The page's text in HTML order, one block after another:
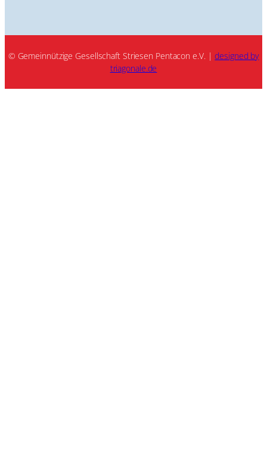
© Gemeinnützige Gesellschaft Striesen Pentacon e.V. |designed by
triagonale.de